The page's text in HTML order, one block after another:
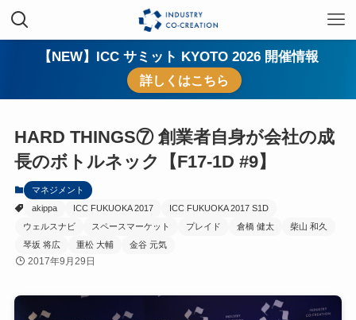
【NEW】ICC サミット KYOTO 2026 開催情報
詳しくはこちら
HARD THINGS⑦ 創業者自身が会社の成
長のボトルネック【F17-1D #9】
マネジメント
akippa
ICC FUKUOKA 2017
ICC FUKUOKA 2017 S1D
ウェルスナビ
スペースマーケット プレイド 倉橋 健太
柴山 和久
琴坂 将広
重松 大輔 金谷 元気
2017年9月29日